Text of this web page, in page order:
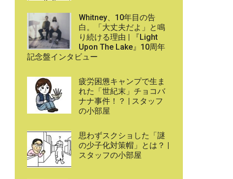
Whitney、10年目の告
白。「大丈夫だよ」と鳴
り続ける理由 | 『Light
Upon The Lake』10周年
記念盤インタビュー
疲労困憊キャンプで生ま
れた「世紀末」チョコバ
ナナ事件！？ | スタッフ
の小部屋
思わずスクショした「謎
の少子化対策帽」とは？ |
スタッフの小部屋